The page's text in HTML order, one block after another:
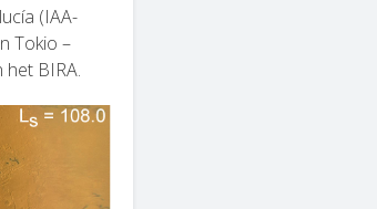
(IAA-
Tokio –
BIRA.